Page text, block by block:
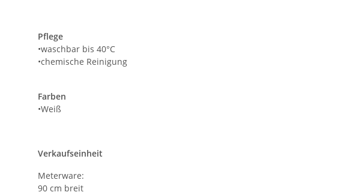
Pflege
•waschbar bis 40°C
•chemische Reinigung
Farben
•Weiß
Verkaufseinheit
Meterware:
90 cm breit